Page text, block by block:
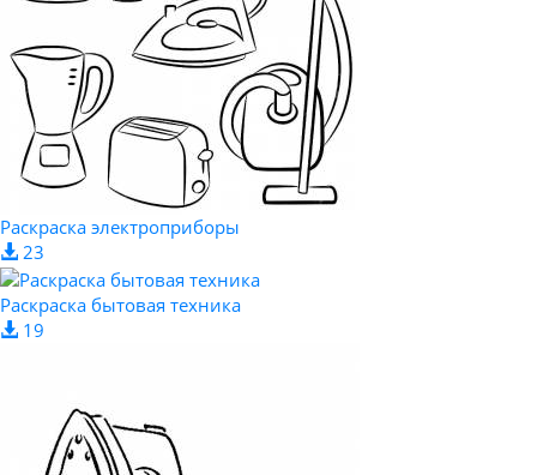
Раскраска электроприборы
23
Раскраска бытовая техника
19